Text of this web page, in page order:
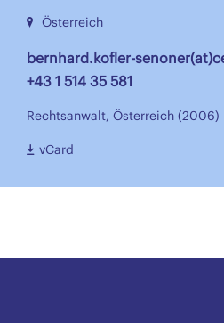
Österreich
bernhard.kofler-
+43 1 514 35 581
Rechtsanwalt, Österreich (2006)
vCard